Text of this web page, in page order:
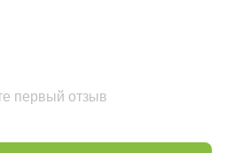
первый отзыв